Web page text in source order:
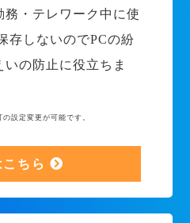
務・テレワーク中に使
存しないのでPCの紛
の防止に役立ちま
設定変更が可能です。
ちら